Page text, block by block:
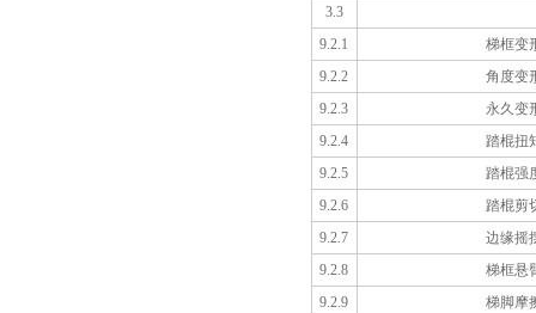
3.3
9.2.1
梯框变
9.2.2
角度变
9.2.3
永久变
9.2.4
踏棍扭
9.2.5
踏棍强
9.2.6
踏棍剪
9.2.7
边缘摇
9.2.8
梯框悬
9.2.9
梯脚摩